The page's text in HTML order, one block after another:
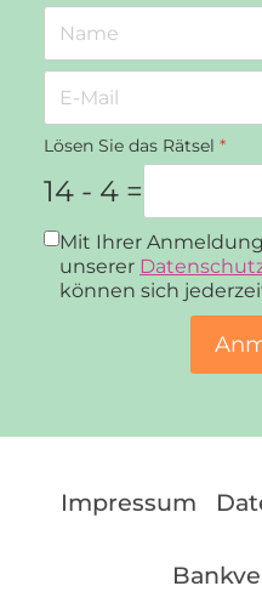
Lösen Sie das Rätsel *
14 - 4 =
Datenschutz*
Mit Ihrer
unserer
können sich
Impressum